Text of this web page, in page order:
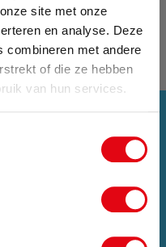
site met onze
en analyse. Deze
combineren met andere
of die ze hebben
van hun services.
periode worden